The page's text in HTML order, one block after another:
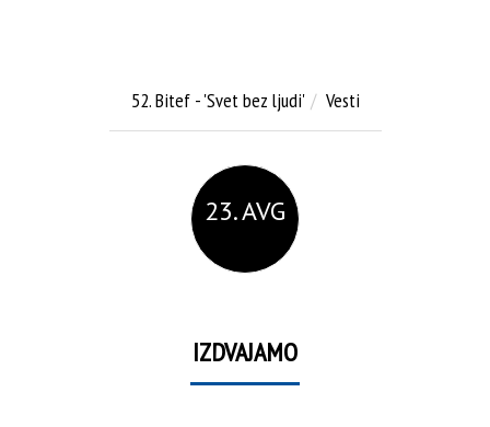
52. Bitef - 'Svet bez ljudi' Vesti
23. AVG
IZDVAJAMO